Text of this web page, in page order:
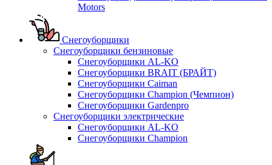
Motors
Снегоуборщики
Снегоуборщики бензиновые
Снегоуборщики AL-KO
Снегоуборщики BRAIT (БРАЙТ)
Снегоуборщики Caiman
Снегоуборщики Champion (Чемпион)
Снегоуборщики Gardenpro
Снегоуборщики электрические
Снегоуборщики AL-KO
Снегоуборщики Champion